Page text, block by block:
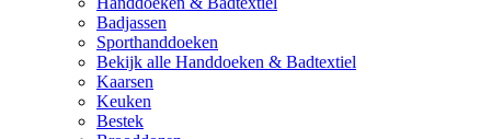
Badjassen
Sporthanddoeken
Bekijk alle Handdoeken & Badtextiel
Kaarsen
Keuken
Bestek